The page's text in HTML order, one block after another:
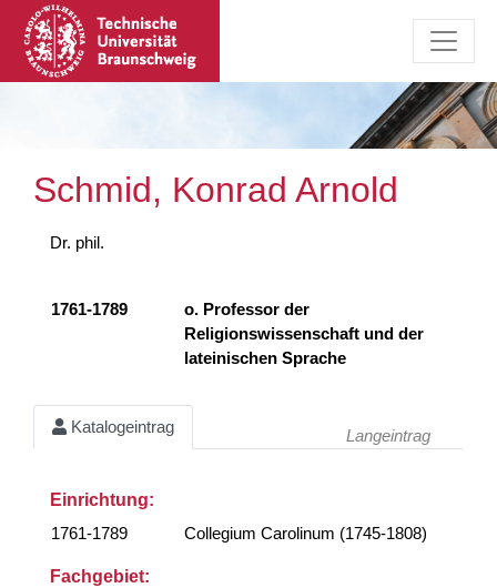
Schmid, Konrad Arnold
Dr. phil.
1761-1789
o. Professor der
Religionswissenschaft und der
lateinischen Sprache
Katalogeintrag Langeintrag
Einrichtung:
1761-1789
Collegium Carolinum (1745-1808)
Fachgebiet: